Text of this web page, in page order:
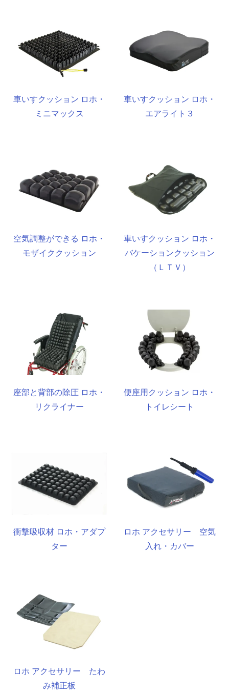
車いすクッション ロホ・
ミニマックス
車いすクッション ロホ・
エアライト３
空気調整ができる ロホ・
モザイククッション
車いすクッション ロホ・
バケーションクッション
（ＬＴＶ）
座部と背部の除圧 ロホ・
リクライナー
便座用クッション ロホ・
トイレシート
衝撃吸収材 ロホ・アダプ
ター
ロホ アクセサリー 空気
入れ・カバー
ロホ アクセサリー たわ
み補正板